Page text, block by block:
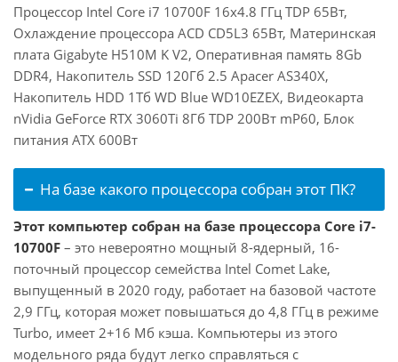
Процессор Intel Core i7 10700F 16x4.8 ГГц TDP 65Вт,
Охлаждение процессора ACD CD5L3 65Вт, Материнская
плата Gigabyte H510M K V2, Оперативная память 8Gb
DDR4, Накопитель SSD 120Гб 2.5 Apacer AS340X,
Накопитель HDD 1Тб WD Blue WD10EZEX, Видеокарта
nVidia GeForce RTX 3060Ti 8Гб TDP 200Вт mP60, Блок
питания ATX 600Вт
На базе какого процессора собран этот ПК?
Этот компьютер собран на базе процессора Core i7-
10700F – это невероятно мощный 8-ядерный, 16-
поточный процессор семейства Intel Comet Lake,
выпущенный в 2020 году, работает на базовой частоте
2,9 ГГц, которая может повышаться до 4,8 ГГц в режиме
Turbo, имеет 2+16 Мб кэша. Компьютеры из этого
модельного ряда будут легко справляться с